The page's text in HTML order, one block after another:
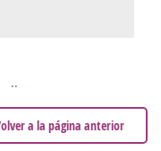
..
a la página anterior